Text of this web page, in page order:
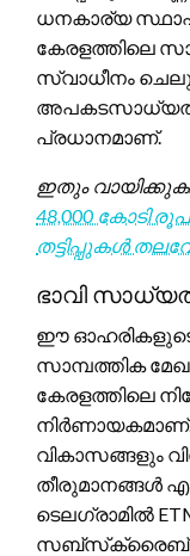
ധനകാര്യ
കേരളത്തിലെ
സ്വാധീനം
പ്രധാനമാണ്.
ഇതും
48,000 കോടി
തട്ടിപ്പുകൾ
ഭാവി
ഈ ഓഹരികളുടെ
സാമ്പത്തിക
കേരളത്തിലെ
വികാസങ്ങളും
തീരുമാനങ്ങൾ
ടെലഗ്രാമിൽ
സബ്‌സ്‌ക്രൈബ്